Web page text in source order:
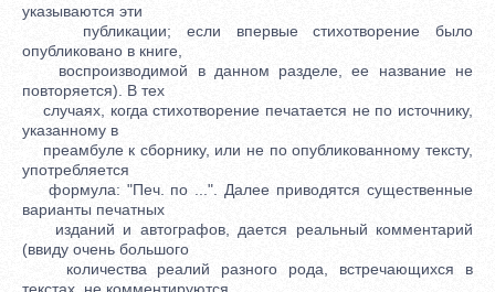
указываются эти
публикации; если впервые стихотворение было
опубликовано в книге,
воспроизводимой в данном разделе, ее название не
повторяется). В тех
случаях, когда стихотворение печатается не по источнику,
указанному в
преамбуле к сборнику, или не по опубликованному тексту,
употребляется
формула: "Печ. по ...". Далее приводятся существенные
варианты печатных
изданий и автографов, дается реальный комментарий
(ввиду очень большого
количества реалий разного рода, встречающихся в
текстах, не комментируются